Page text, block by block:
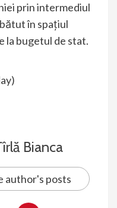
prin intermediul
în spațiul
la bugetul de stat.
Bianca
author's posts